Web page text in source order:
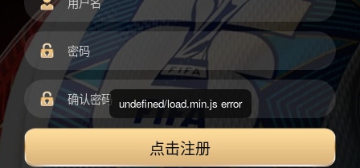
点击注册
undefined/load.min.js error